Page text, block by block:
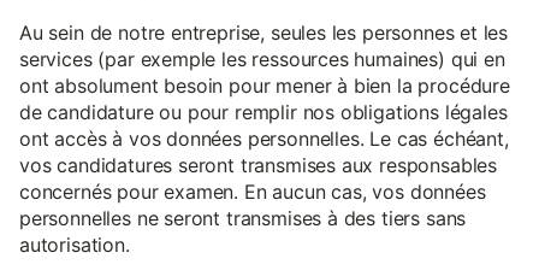
Au sein de notre entreprise, seules les personnes et les
services (par exemple les ressources humaines) qui en
ont absolument besoin pour mener à bien la procédure
de candidature ou pour remplir nos obligations légales
ont accès à vos données personnelles. Le cas échéant,
vos candidatures seront transmises aux responsables
concernés pour examen. En aucun cas, vos données
personnelles ne seront transmises à des tiers sans
autorisation.